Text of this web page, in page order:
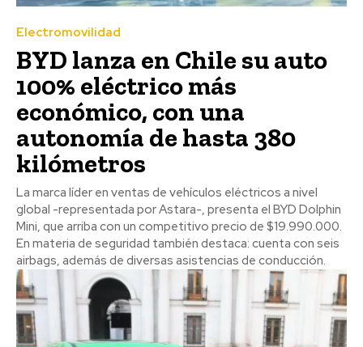
Electromovilidad
BYD lanza en Chile su auto
100% eléctrico más
económico, con una
autonomía de hasta 380
kilómetros
La marca líder en ventas de vehículos eléctricos a nivel
global -representada por Astara-, presenta el BYD Dolphin
Mini, que arriba con un competitivo precio de $19.990.000.
En materia de seguridad también destaca: cuenta con seis
airbags, además de diversas asistencias de conducción.